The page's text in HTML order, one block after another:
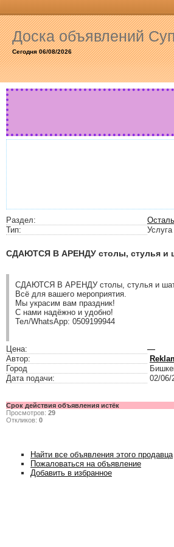
Доска объявлений
Сегодня 06/08/2026
Раздел:
Тип:
Услуга
СДАЮТСЯ В АРЕНДУ столы, стулья и
СДАЮТСЯ В АРЕНДУ столы, стулья и
Всё для вашего мероприятия.
Мы украсим вам праздник!
С нами надёжно и удобно!
Тел/WhatsApp: 0509199944
Цена:
—
Автор:
Город
Дата подачи:
02/06/
Срок действия объявления истёк
Просмотров: 29
Откликов: 0
Найти все объявления этого продавца
Пожаловаться на объявление
Добавить в избранное